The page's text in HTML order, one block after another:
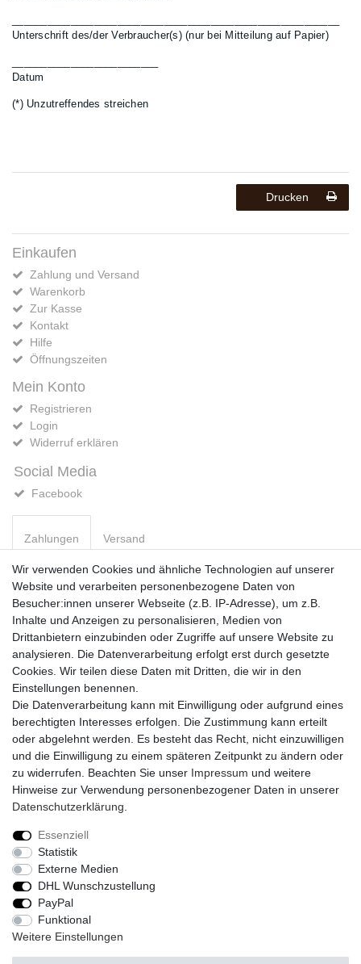
Unterschrift des/der Verbraucher(s) (nur bei Mitteilung auf Papier)
Datum
(*) Unzutreffendes streichen
Drucken
Einkaufen
Zahlung und Versand
Warenkorb
Zur Kasse
Kontakt
Hilfe
Öffnungszeiten
Mein Konto
Registrieren
Login
Widerruf erklären
Social Media
Facebook
Zahlungen Versand
Vorkasse
PayPal
Sofortüberweisung
Kreditkarte
AmazonPay
Bar bei Abholung
Widerrufs­recht Widerrufs­formular Impressum
Daten­schutz­erklärung
© Copyright 2026 | Alle Rechte vorbehalten.
Realisierung und Umsetzung by
Wir verwenden Cookies und ähnliche Technologien auf unserer
Website und verarbeiten personenbezogene Daten von
Besucher:innen unserer Webseite (z.B. IP-Adresse), um z.B.
Inhalte und Anzeigen zu personalisieren, Medien von
Drittanbietern einzubinden oder Zugriffe auf unsere Website zu
analysieren. Die Datenverarbeitung erfolgt erst durch gesetzte
Cookies. Wir teilen diese Daten mit Dritten, die wir in den
Einstellungen benennen.
Die Datenverarbeitung kann mit Einwilligung oder aufgrund eines
berechtigten Interesses erfolgen. Die Zustimmung kann erteilt
oder abgelehnt werden. Es besteht das Recht, nicht einzuwilligen
und die Einwilligung zu einem späteren Zeitpunkt zu ändern oder
zu widerrufen. Beachten Sie unser Impressum und weitere
Hinweise zur Verwendung personenbezogener Daten in unserer
Daten­schutz­erklärung
Essenziell
Statistik
Externe Medien
DHL Wunschzustellung
PayPal
Funktional
Weitere Einstellungen